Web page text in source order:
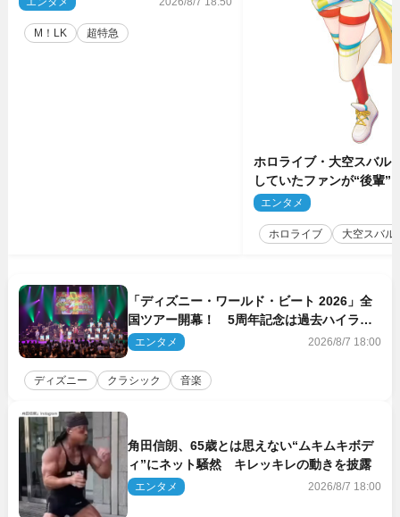
M！LK 超特急
ホロライブ・大空スバル
していたファンが“後輩”
もしかしてあのときの？
エンタメ
ホロライブ 大空スバル
「ディズニー・ワールド・ビート 2026」全
国ツアー開幕！ 5周年記念は過去ハイライ
ト＆クルーズ旅を大満喫！【潜入レポート】
エンタメ 2026/8/7 18:00
ディズニー クラシック 音楽
角田信朗、65歳とは思えない“ムキムキボデ
ィ”にネット騒然 キレッキレの動きを披露
エンタメ 2026/8/7 18:00